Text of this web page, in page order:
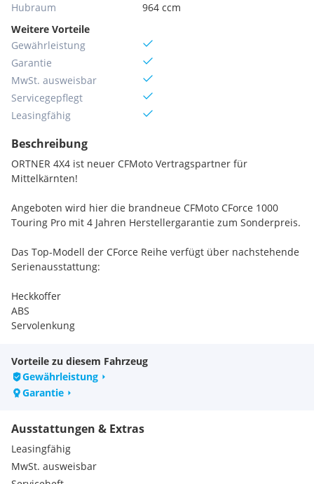
Hubraum
964 ccm
Weitere Vorteile
Gewährleistung
Garantie
MwSt. ausweisbar
Servicegepflegt
Leasingfähig
Beschreibung
ORTNER 4X4 ist neuer CFMoto Vertragspartner für
Mittelkärnten!
Angeboten wird hier die brandneue CFMoto CForce 1000
Touring Pro mit 4 Jahren Herstellergarantie zum Sonderpreis.
Das Top-Modell der CForce Reihe verfügt über nachstehende
Serienausstattung:
Heckkoffer
ABS
Servolenkung
Differentialsperren vorne und hinten
Gasdruck Federbeine Zug und Druckstufe einstellbar
Stoßdämpfer mit Reservoir für bessere Kühlung
freigeschalten für Vmax 105 Kmh
Seilwinde mit Synthetikseil
Anhängekupplung
Sitzheizung
Griffheizung
Vorteile zu diesem Fahrzeug
Gewährleistung
Garantie
Ausstattungen & Extras
Leasingfähig
MwSt. ausweisbar